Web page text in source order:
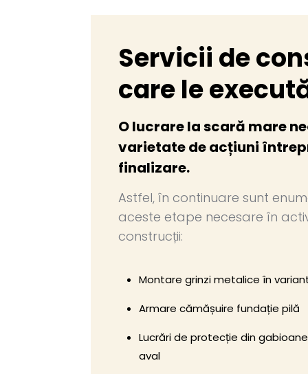
Servicii de
care le
O lucrare la scară mare
varietate de acțiuni
finalizare.
Astfel, în continuare sunt
aceste etape necesare în
construcții:
Montare grinzi metalice în
Armare cămășuire fundație pilă
Lucrări de protecție din
aval